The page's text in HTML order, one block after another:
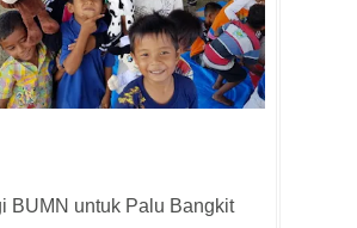
BUMN untuk Palu Bangkit